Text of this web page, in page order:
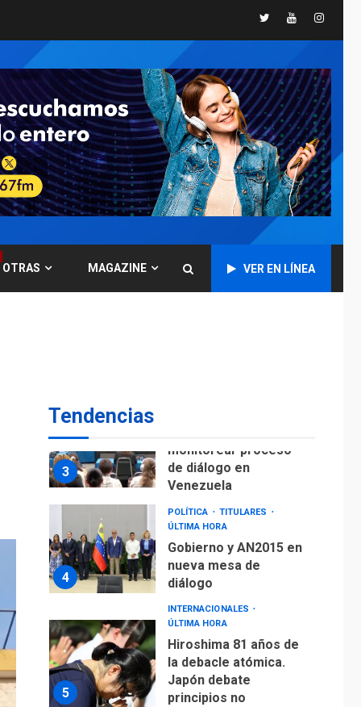
TwitterYoutube
OTRAS MAGAZINE VER EN LÍNEA
Tendencias
7
GUERRA EN EL MUNDO
Ucrania y Rusia
intensifican
ofensivas de largo
alcance
NACIONALES
TITULARES
ÚLTIMA HORA
Instalan carpas
metálicas como
terminales
Aeropuerto de
3
monitorear proceso
de diálogo en
Venezuela
4
POLÍTICA
TITULARES
ÚLTIMA HORA
Gobierno y AN2015 en
nueva mesa de
diálogo
5
INTERNACIONALES
ÚLTIMA HORA
Hiroshima 81 años de
la debacle atómica.
Japón debate
principios no